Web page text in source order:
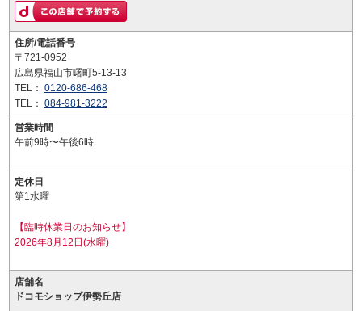
住所/電話番号
〒721-0952
広島県福山市曙町5-13-13
TEL： 0120-686-468
TEL： 084-981-3222
営業時間
午前9時〜午後6時
定休日
第1水曜
【臨時休業日のお知らせ】
2026年8月12日(水曜)
店舗名
ドコモショップ伊勢丘店